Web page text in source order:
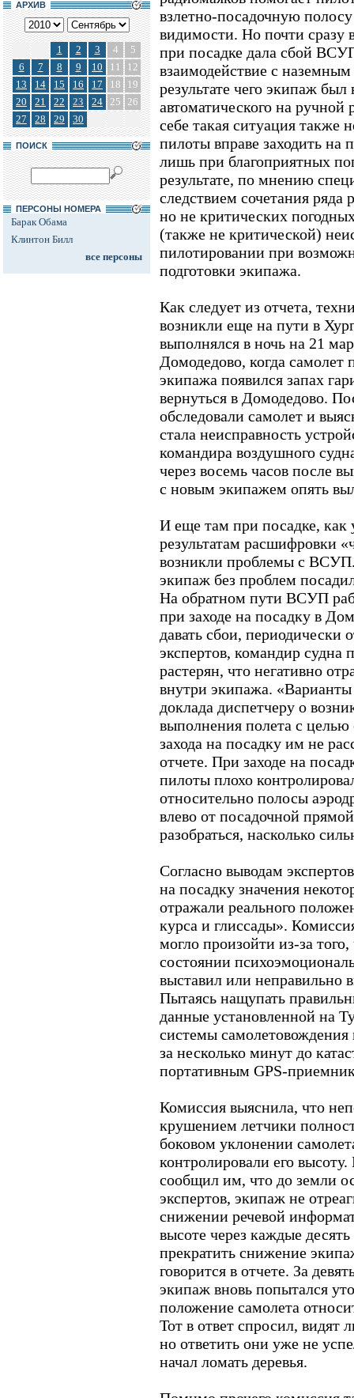
АРХИВ
1 2 3 4
5
6
7 8 9 10 11
12
13
14 15 16 17 18
19
20
21 22 23 24 25 26
27
28 29 30
ПОИСК
ПЕРСОНЫ НОМЕРА
Барак Обама
Клинтон Билл
все персоны
взлетно-посадочную
видимости. Но почти сразу
при посадке дала сбой
взаимодействие с
результате чего экипаж
автоматического на
себе такая ситуация также
пилоты вправе заходить на
лишь при благоприятных
результате, по мнению
следствием сочетания
но не критических
(также не критической)
пилотировании при
подготовки экипажа.
Как следует из отчета,
возникли еще на пути в
выполнялся в ночь на 21
Домодедово, когда
экипажа появился запах
вернуться в Домодедово.
обследовали самолет и
стала неисправность
командира воздушного
через восемь часов после
с новым экипажем опять
И еще там при посадке, как
результатам расшифровки
возникли проблемы с
экипаж без проблем
На обратном пути ВСУП
при заходе на посадку в
давать сбои,
экспертов, командир
растерян, что негативно
внутри экипажа. «Варианты
доклада диспетчеру о
выполнения полета с
захода на посадку им не
отчете. При заходе на
пилоты плохо
относительно полосы
влево от посадочной
разобраться, насколько
Согласно выводам
на посадку значения
отражали реального
курса и глиссады».
могло произойти из-за
состоянии
выставил или неправильно
Пытаясь нащупать
данные установленной на
системы
за несколько минут до
портативным GPS-
Комиссия выяснила, что
крушением летчики
боковом уклонении
контролировали его
сообщил им, что до земли
экспертов, экипаж не
снижении речевой
высоте через каждые
прекратить снижение
говорится в отчете. За
экипаж вновь попытался
положение самолета
Тот в ответ спросил, видят
но ответить они уже не
начал ломать деревья.